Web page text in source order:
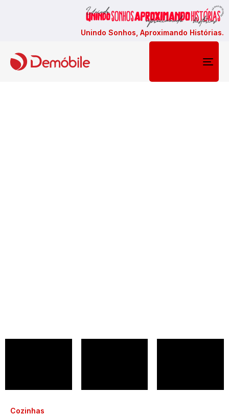
Unindo Sonhos, Aproximando Histórias.
Cozinhas